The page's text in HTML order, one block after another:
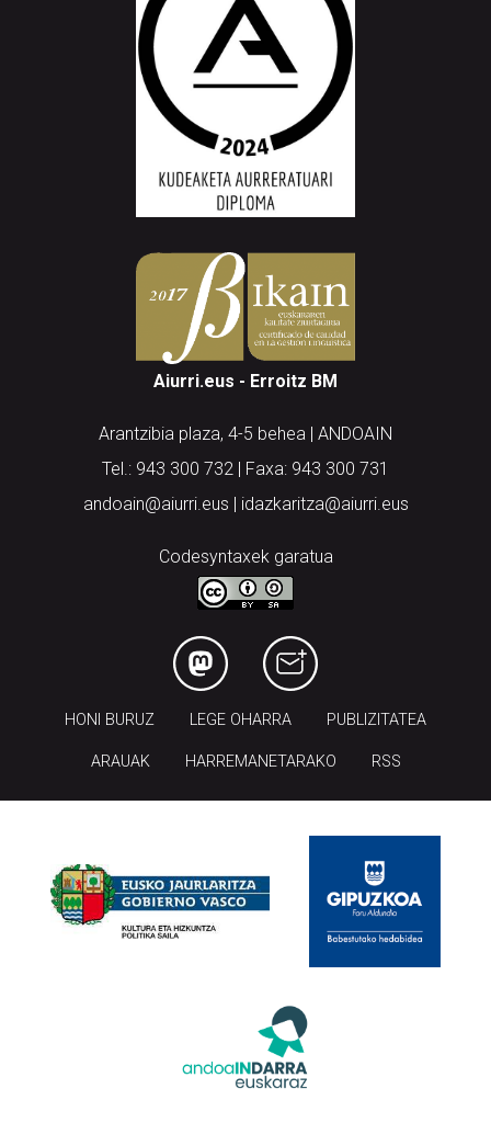
Aiurri.eus - Erroitz BM
Arantzibia plaza, 4-5 behea | ANDOAIN
Tel.: 943 300 732 | Faxa: 943 300 731
andoain@aiurri.eus | idazkaritza@aiurri.eus
Codesyntaxek garatua
HONI BURUZ LEGE OHARRA PUBLIZITATEA
ARAUAK HARREMANETARAKO RSS